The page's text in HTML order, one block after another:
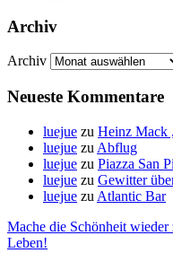
Archiv
Archiv
Neueste Kommentare
luejue zu Heinz Mack
luejue zu Abflug
luejue zu Piazza San
luejue zu Gewitter
luejue zu Atlantic Bar
Mache die Schönheit
Leben!